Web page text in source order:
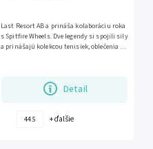
Detail
Last Resort AB a prináša kolaboráciu roka
s Spitfire Wheels. Dve legendy si spojili sily
a prinášajú kolekcou tenisiek, oblečenia a
44.5 + ďalšie